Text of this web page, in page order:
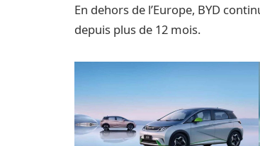
En dehors de l’Europe, BYD
depuis plus de 12 mois.